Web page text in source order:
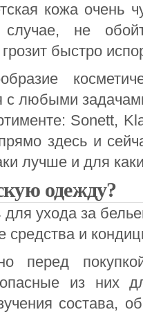
кожа очень
не
быстро
с любыми
Sonett,
здесь и
лучше и для
одежду?
ухода за
средства и
перед
из них
состава,